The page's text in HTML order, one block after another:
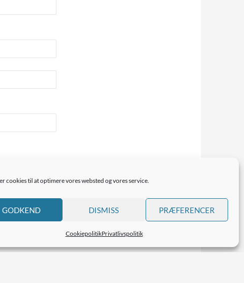
cookies til at optimere vores websted og vores service.
GODKEND DISMISS PRÆFERENCER
CookiepolitikPrivatlivspolitik
Du kan